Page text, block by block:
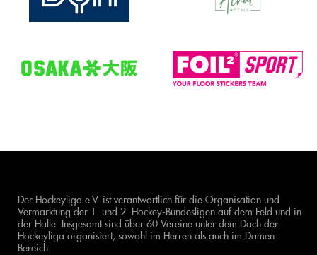
Der Hockeyliga e.V. ist verantwortlich für die Organisation und
Vermarktung der 1. und 2. Hockey-Bundesligen auf dem Feld und in
der Halle. Insgesamt sind über 60 Vereine unter dem Dach der
Hockeyliga organisiert, sowohl im Herren als auch im Damen
Bereich.